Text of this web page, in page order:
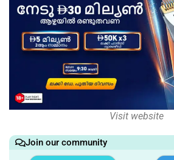
Visit website
Join our community